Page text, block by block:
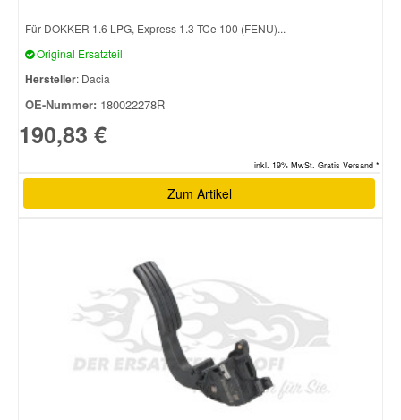
Für DOKKER 1.6 LPG, Express 1.3 TCe 100 (FENU)...
Original Ersatzteil
Hersteller: Dacia
OE-Nummer: 180022278R
190,83 €
inkl. 19% MwSt. Gratis Versand *
Zum Artikel
Smart Ersatzteile
Volvo Ersatzteile